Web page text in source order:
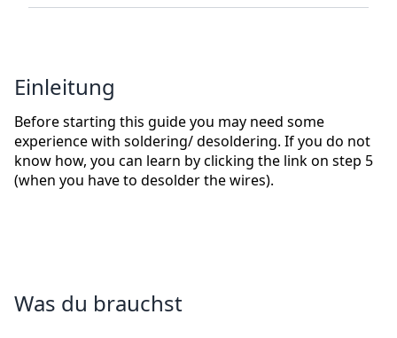
Einleitung
Before starting this guide you may need some
experience with soldering/ desoldering. If you do not
know how, you can learn by clicking the link on step 5
(when you have to desolder the wires).
Was du brauchst